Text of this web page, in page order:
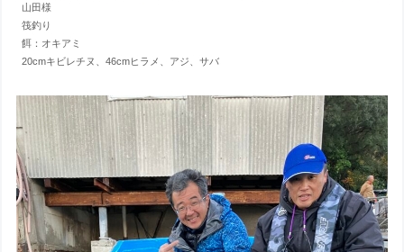
山田様
筏釣り
餌：オキアミ
20cmキビレチヌ、46cmヒラメ、アジ、サバ